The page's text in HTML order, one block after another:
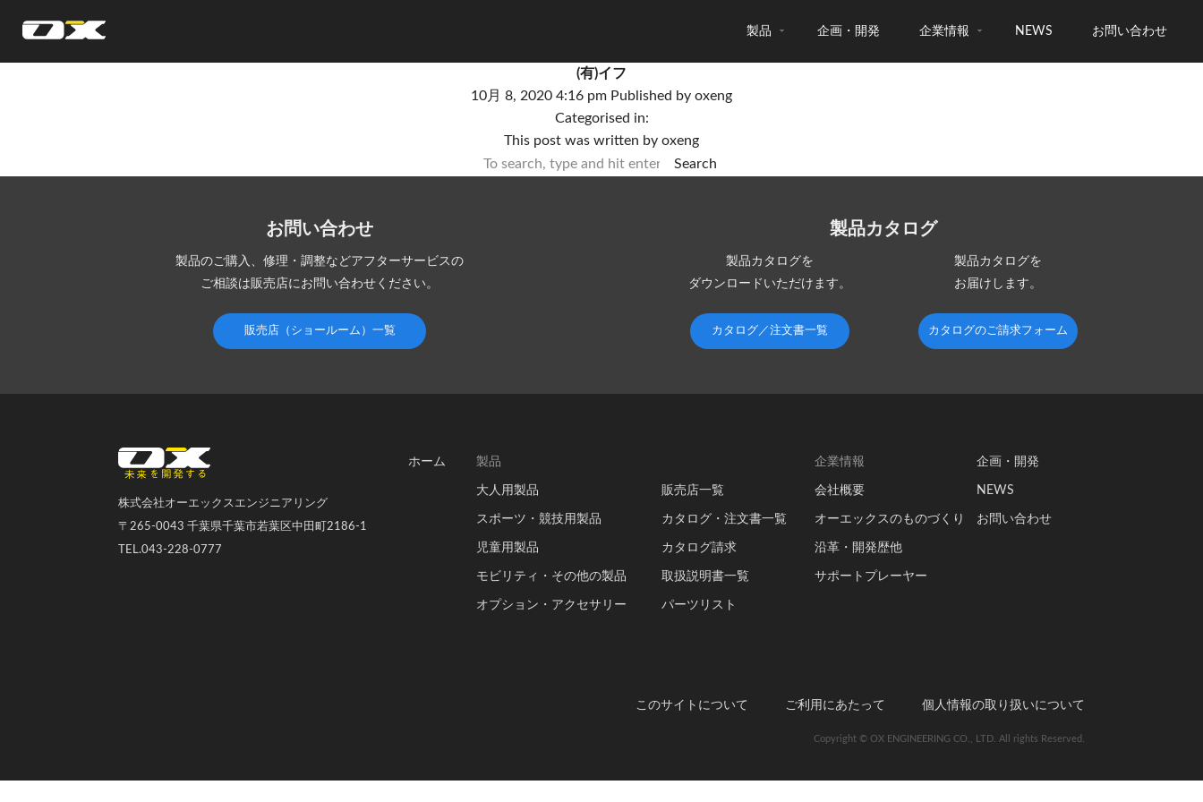
製品 企画・開発 企業情報 NEWS お問い合わせ
(有)イフ
10月 8, 2020 4:16 pm Published by oxeng
Categorised in:
This post was written by oxeng
Search
お問い合わせ
製品のご購入、修理・調整などアフターサービスの
ご相談は販売店にお問い合わせください。
販売店（ショールーム）一覧
製品カタログ
製品カタログを
ダウンロードいただけます。
カタログ／注文書一覧
製品カタログを
お届けします。
カタログのご請求フォーム
ホーム 製品
大人用製品
スポーツ・競技用製品
児童用製品
モビリティ・その他の製品
オプション・アクセサリー
販売店一覧
カタログ・注文書一覧
カタログ請求
取扱説明書一覧
パーツリスト
企業情報
会社概要
オーエックスのものづくり
沿革・開発歴他
サポートプレーヤー
企画・開発
NEWS
お問い合わせ
このサイトについて ご利用にあたって 個人情報の取り扱いについて
株式会社オーエックスエンジニアリング
〒265-0043 千葉県千葉市若葉区中田町2186-1
TEL.043-228-0777
Copyright © OX ENGINEERING CO., LTD. All rights Reserved.